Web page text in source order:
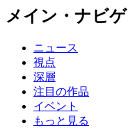
メイン・ナビ
ニュース
視点
深層
注目の作品
イベント
もっと見る